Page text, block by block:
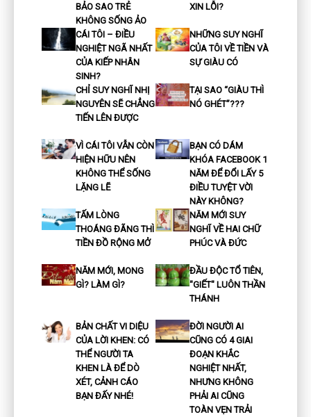
BẢO SAO TRẺ
KHÔNG SỐNG ẢO
XIN LỖI?
CÁI TÔI – ĐIỀU
NGHIỆT NGÃ NHẤT
CỦA KIẾP NHÂN
SINH?
NHỮNG SUY NGHĨ
CỦA TÔI VỀ TIỀN VÀ
SỰ GIÀU CÓ
CHỈ SUY NGHĨ NHỊ
NGUYÊN SẼ CHẲNG
TIẾN LÊN ĐƯỢC
TẠI SAO “GIÀU THÌ
NÓ GHÉT”???
VÌ CÁI TÔI VẪN CÒN
HIỆN HỮU NÊN
KHÔNG THỂ SỐNG
LẶNG LẼ
BẠN CÓ DÁM
KHÓA FACEBOOK 1
NĂM ĐỂ ĐỔI LẤY 5
ĐIỀU TUYỆT VỜI
NÀY KHÔNG?
TẤM LÒNG
THOÁNG ĐÃNG THÌ
TIỀN ĐỒ RỘNG MỞ
NĂM MỚI SUY
NGHĨ VỀ HAI CHỮ
PHÚC VÀ ĐỨC
NĂM MỚI, MONG
GÌ? LÀM GÌ?
ĐẦU ĐỘC TỔ TIÊN,
"GIẾT" LUÔN THẦN
THÁNH
BẢN CHẤT VI DIỆU
CỦA LỜI KHEN: CÓ
THỂ NGƯỜI TA
KHEN LÀ ĐỂ DÒ
XÉT, CẢNH CÁO
BẠN ĐẤY NHÉ!
ĐỜI NGƯỜI AI
CŨNG CÓ 4 GIAI
ĐOẠN KHẮC
NGHIỆT NHẤT,
NHƯNG KHÔNG
PHẢI AI CŨNG
TOÀN VẸN TRẢI